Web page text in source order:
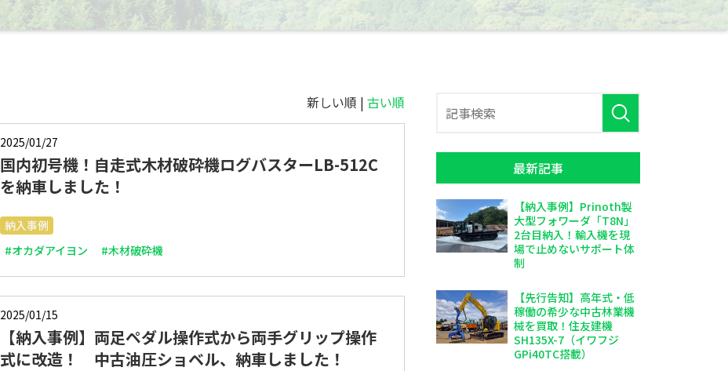
新しい順 | 古い順
2025/01/27
国内初号機！自走式木材破砕機ログバスターLB-512C
を納車しました！
納入事例
#オカダアイヨン
#木材破砕機
2025/01/15
【納入事例】両足ペダル操作式から両手グリップ操作
式に改造！ 中古油圧ショベル、納車しました！
最新記事
【納入事例】Prinoth製
大型フォワーダ「T8N」
2台目納入！輸入機を現
場で止めないサポート体
制
【先行告知】高年式・低
稼働の希少な中古林業機
械を買取！住友建機
SH135X-7（イワフジ
GPi40TC搭載）